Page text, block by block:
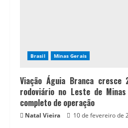
Brasil Minas Gerais
Viação Águia Branca
rodoviário no Leste de
completo de operação
Natal Vieira 10 de fevereiro de